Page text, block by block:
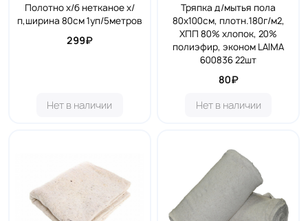
Полотно х/б нетканое х/
п,ширина 80см 1уп/5метров
299₽
Нет в наличии
Тряпка д/мытья пола
80х100см, плотн.180г/м2,
ХПП 80% хлопок, 20%
полиэфир, эконом LAIMA
600836 22шт
80₽
Нет в наличии